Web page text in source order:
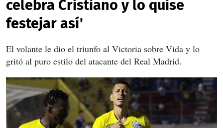
celebra Cristiano y lo quise
festejar así'
El volante le dio el triunfo al Victoria sobre Vida y lo
gritó al puro estilo del atacante del Real Madrid.